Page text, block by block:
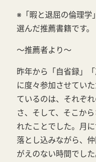
※「暇と退屈の倫理
選んだ推薦書籍です。
～推薦者より～
昨年から「自省録」
に度々参加させてい
ているのは、それぞ
さ、そして、そこか
れたことでした。月
落とし込みながら、
がえのない時間でし